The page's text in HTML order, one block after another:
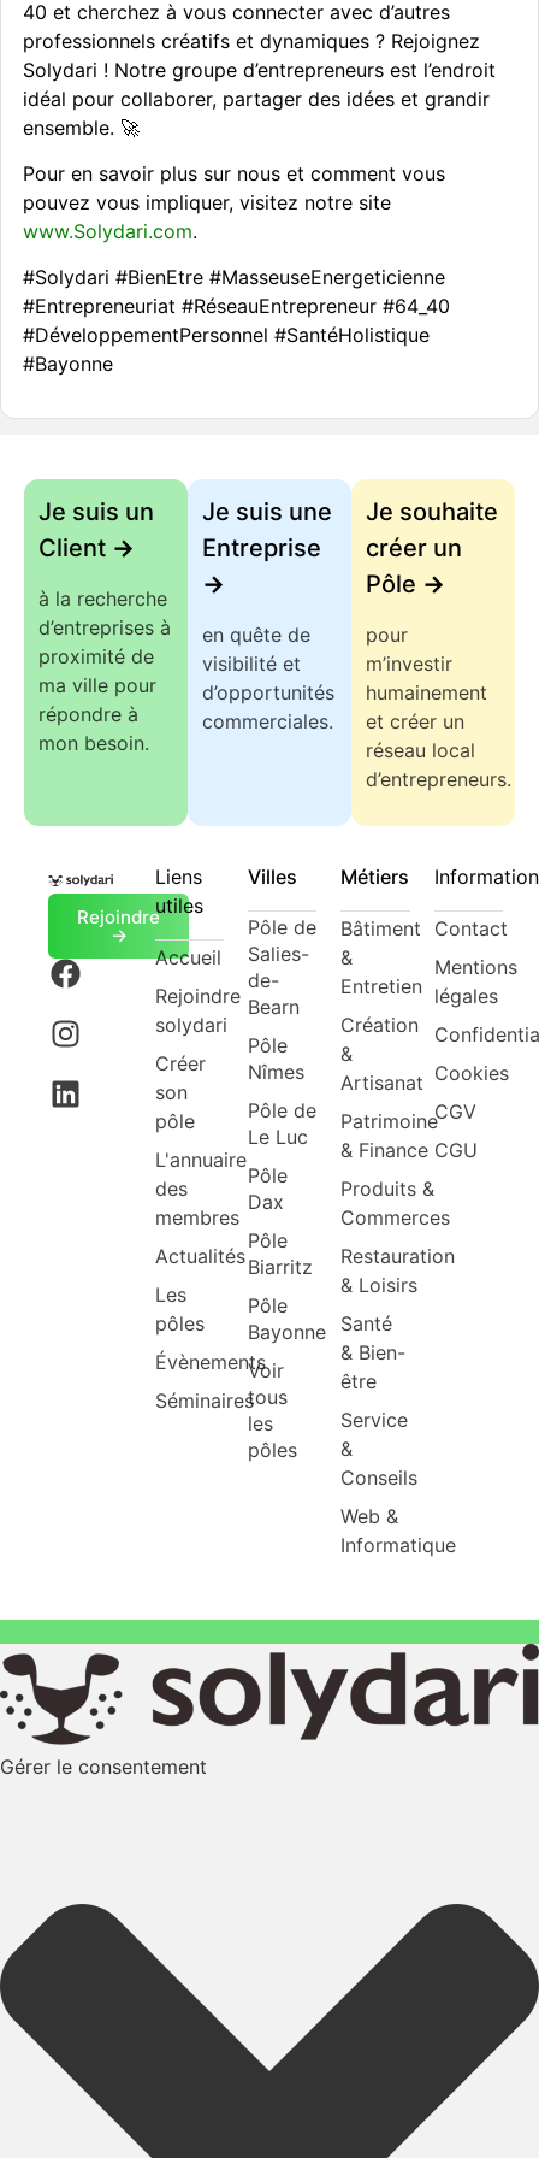
40 et cherchez à vous connecter avec d’autres
professionnels créatifs et dynamiques ? Rejoignez
Solydari ! Notre groupe d’entrepreneurs est l’endroit
idéal pour collaborer, partager des idées et grandir
ensemble. 🚀
Pour en savoir plus sur nous et comment vous
pouvez vous impliquer, visitez notre site
www.Solydari.com.
#Solydari #BienEtre #MasseuseEnergeticienne
#Entrepreneuriat #RéseauEntrepreneur #64_40
#DéveloppementPersonnel #SantéHolistique
#Bayonne
Je suis un
Client ->
à la recherche
d’entreprises à
proximité de
ma ville pour
répondre à
mon besoin.
Je suis une
Entreprise
->
en quête de
visibilité et
d’opportunités
commerciales.
Je souhaite
créer un
Pôle ->
pour
m’investir
humainement
et créer un
réseau local
d’entrepreneurs.
Rejoindre
->
Liens
utiles
Accueil
Rejoindre
solydari
Créer
son
pôle
L'annuaire
des
membres
Actualités
Les
pôles
Évènements
Séminaires
Villes
Pôle de
Salies-
de-
Bearn
Pôle
Nîmes
Pôle de
Le Luc
Pôle
Dax
Pôle
Biarritz
Pôle
Bayonne
Voir
tous
les
pôles
Métiers
Bâtiment
&
Entretien
Création
&
Artisanat
Patrimoine
& Finance
Produits &
Commerces
Restauration
& Loisirs
Santé
& Bien-
être
Service
&
Conseils
Web &
Informatique
Contact
Mentions
légales
Cookies
CGV
CGU
Gérer le consentement